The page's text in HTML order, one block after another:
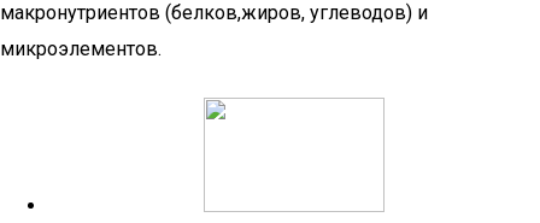
макронутриентов (белков,жиров, углеводов) и
микроэлементов.